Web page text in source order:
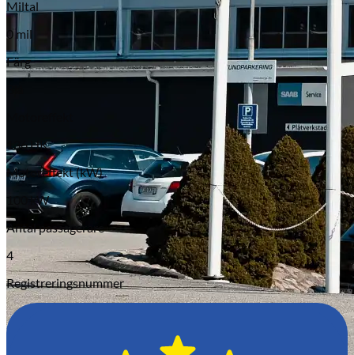
Miltal
0 mil
Färg
136 HK
Motoreffekt (kW)
100 kW
Antal passagerare
4
Registreringsnummer